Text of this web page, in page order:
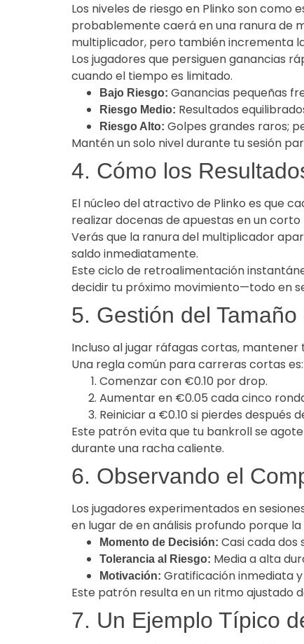
Los niveles de riesgo en Plinko son
probablemente caerá en una ranura de
multiplicador, pero también incrementa
Los jugadores que persiguen ganancias
cuando el tiempo es limitado.
Bajo Riesgo: Ganancias pequeñas
Riesgo Medio: Resultados
Riesgo Alto: Golpes grandes raros;
Mantén un solo nivel durante tu sesión
4. Cómo los
El núcleo del atractivo de Plinko es que
realizar docenas de apuestas en un
Verás que la ranura del multiplicador
saldo inmediatamente.
Este ciclo de retroalimentación
decidir tu próximo movimiento—todo en
5. Gestión del
Incluso al jugar ráfagas cortas,
Una regla común para carreras cortas es:
Comenzar con €0.10 por drop.
Aumentar en €0.05 cada cinco
Reiniciar a €0.10 si pierdes después
Este patrón evita que tu bankroll se
durante una racha caliente.
6. Observando el
Los jugadores experimentados en
en lugar de en análisis profundo porque
Momento de Decisión: Casi cada dos
Tolerancia al Riesgo: Media a alta
Motivación: Gratificación inmediata
Este patrón resulta en un ritmo ajustado
7. Un Ejemplo Típico